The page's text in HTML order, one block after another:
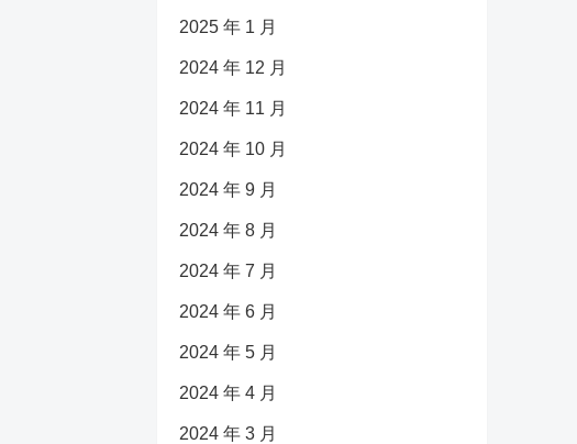
2025 年 1 月
2024 年 12 月
2024 年 11 月
2024 年 10 月
2024 年 9 月
2024 年 8 月
2024 年 7 月
2024 年 6 月
2024 年 5 月
2024 年 4 月
2024 年 3 月